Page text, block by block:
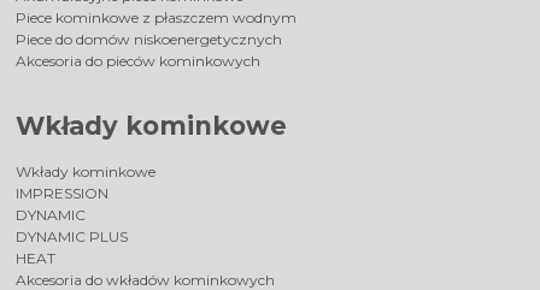
Piece kominkowe z płaszczem wodnym
Piece do domów niskoenergetycznych
Akcesoria do pieców kominkowych
Wkłady kominkowe
Wkłady kominkowe
IMPRESSION
DYNAMIC
DYNAMIC PLUS
HEAT
Akcesoria do wkładów kominkowych